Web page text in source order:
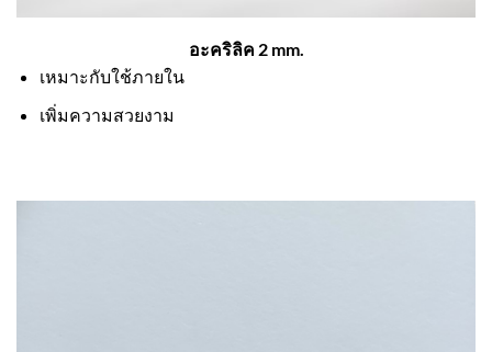
อะคริลิค 2 mm.
เหมาะกับใช้ภายใน
เพิ่มความสวยงาม